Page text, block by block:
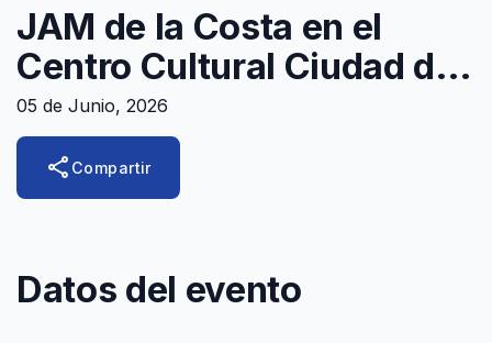
Llamados Laborales
Adquisiciones
Teléfonos
navegación
JAM de la Costa en el
Centro Cultural Ciudad de
la Costa
05 de Junio, 2026
share Compartir
Datos del evento